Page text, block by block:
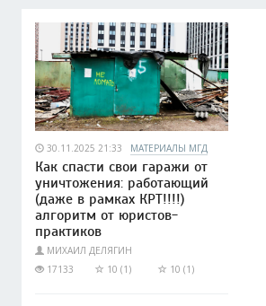
30.11.2025 21:33 МАТЕРИАЛЫ МГД
Как спасти свои гаражи от
уничтожения: работающий
(даже в рамках КРТ!!!!)
алгоритм от юристов-
практиков
МИХАИЛ ДЕЛЯГИН
17133
10 (1) 10 (1)